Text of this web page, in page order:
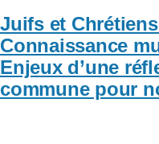
Juifs et
Connaissance
Enjeux d’une
commune pour